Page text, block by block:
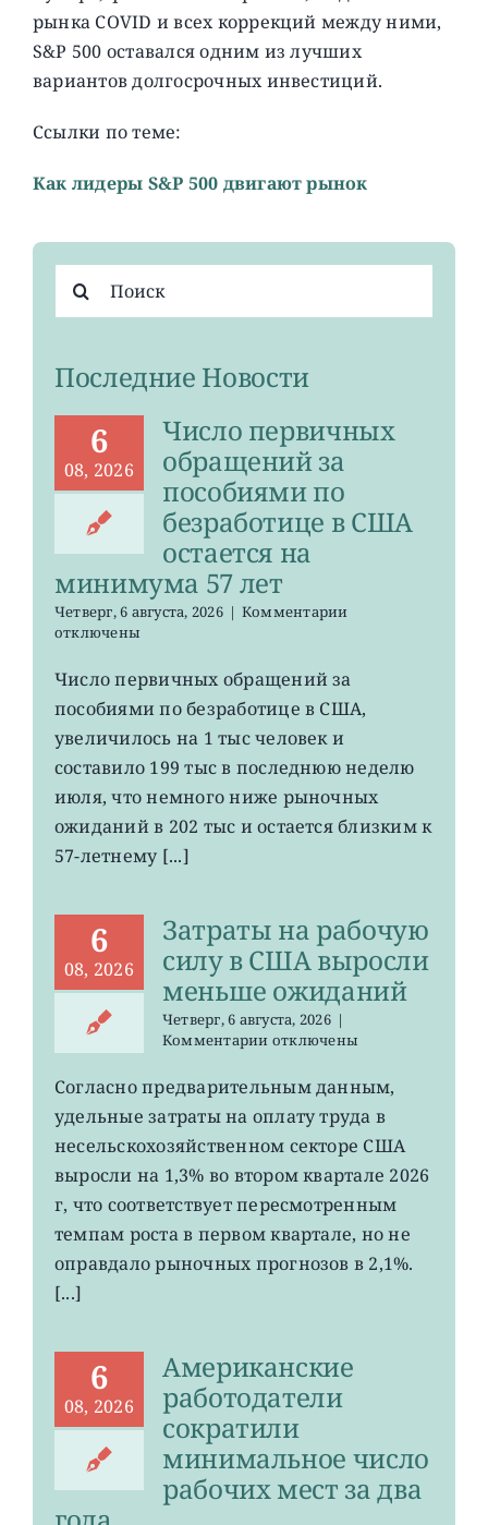
рынка COVID и всех коррекций между ними,
S&P 500 оставался одним из лучших
вариантов долгосрочных инвестиций.
Ссылки по теме:
Как лидеры S&P 500 двигают рынок
поиска:
Последние Новости
6
08, 2026
Число первичных
обращений за
пособиями по
безработице в США
остается на
минимума 57 лет
Четверг, 6 августа, 2026 | Комментариик
первичных
за
безработице
в
остается
лет
отключены
Число первичных обращений за
пособиями по безработице в США,
увеличилось на 1 тыс человек и
составило 199 тыс в последнюю неделю
июля, что немного ниже рыночных
ожиданий в 202 тыс и остается близким к
57-летнему [...]
6
08, 2026
Затраты на рабочую
силу в США выросли
меньше ожиданий
Четверг, 6 августа, 2026 |
Комментариик
Затраты
рабочую
силу
США
выросли
ожиданий
отключены
Согласно предварительным данным,
удельные затраты на оплату труда в
несельскохозяйственном секторе США
выросли на 1,3% во втором квартале 2026
г, что соответствует пересмотренным
темпам роста в первом квартале, но не
оправдало рыночных прогнозов в 2,1%.
[...]
6
08, 2026
Американские
работодатели
сократили
минимальное число
рабочих мест за два